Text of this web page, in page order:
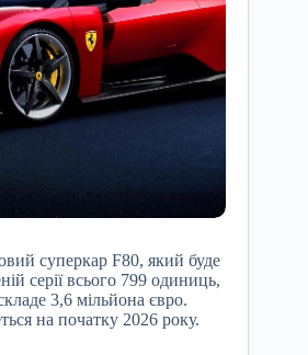
суперкар F80, який буде
серії всього 799 одиниць,
3,6 мільйона євро.
на початку 2026 року.